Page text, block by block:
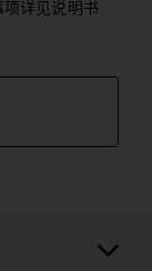
详见说明书